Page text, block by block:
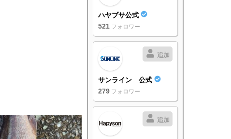
ハヤブサ公式
521 フォロワー
追加
サンライン 公式
279 フォロワー
追加